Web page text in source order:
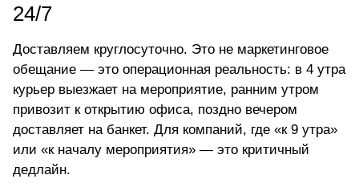
24/7
Доставляем круглосуточно. Это не маркетинговое
обещание — это операционная реальность: в 4 утра
курьер выезжает на мероприятие, ранним утром
привозит к открытию офиса, поздно вечером
доставляет на банкет. Для компаний, где «к 9 утра»
или «к началу мероприятия» — это критичный
дедлайн.